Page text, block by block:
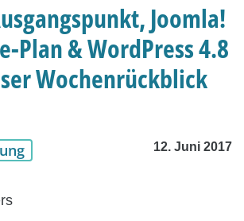
Joomla!
Plan & WordPress 4.8
Wochenrückblick
12. Juni 2017